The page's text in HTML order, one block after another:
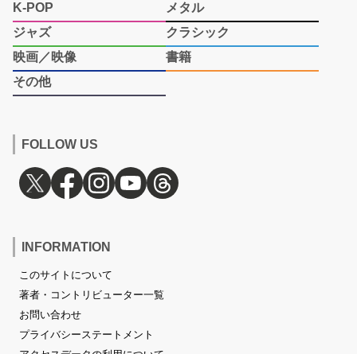
K-POP
メタル
ジャズ
クラシック
映画／映像
書籍
その他
FOLLOW US
INFORMATION
このサイトについて
著者・コントリビューター一覧
お問い合わせ
プライバシーステートメント